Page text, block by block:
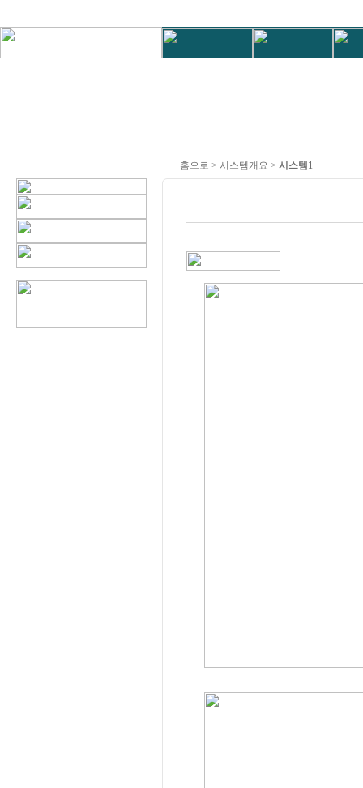
홈으로 > 시스템개요 > 시스템1